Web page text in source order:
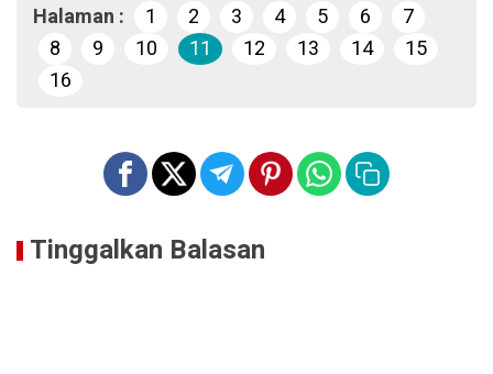
Halaman : 1 2 3 4 5 6
7
8
9 10 11 12 13 14
15
16
Tinggalkan Balasan